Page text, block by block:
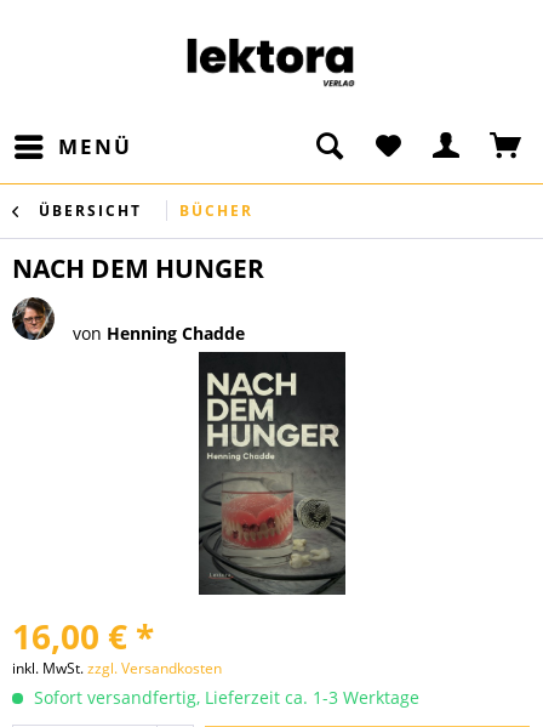
MENÜ
ÜBERSICHT BÜCHER
NACH DEM HUNGER
von Henning Chadde
16,00 € *
inkl. MwSt.zzgl. Versandkosten
Sofort versandfertig, Lieferzeit ca. 1-3 Werktage